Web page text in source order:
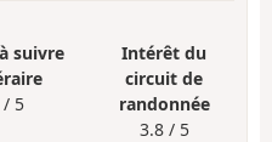
suivre
/ 5
Intérêt du
circuit de
randonnée
3.8 / 5